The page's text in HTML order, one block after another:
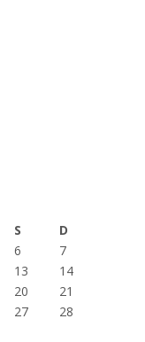
S
D
6
7
13
14
20
21
27
28